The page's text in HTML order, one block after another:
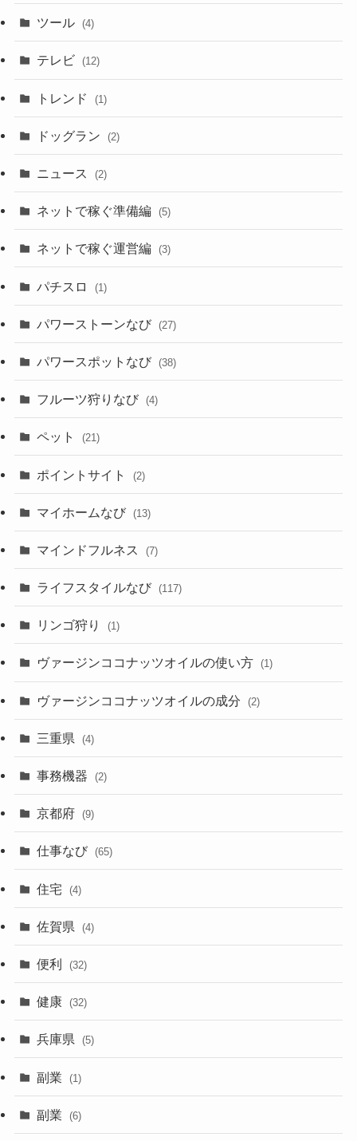
ツール (4)
テレビ (12)
トレンド (1)
ドッグラン (2)
ニュース (2)
ネットで稼ぐ準備編 (5)
ネットで稼ぐ運営編 (3)
パチスロ (1)
パワーストーンなび (27)
パワースポットなび (38)
フルーツ狩りなび (4)
ペット (21)
ポイントサイト (2)
マイホームなび (13)
マインドフルネス (7)
ライフスタイルなび (117)
リンゴ狩り (1)
ヴァージンココナッツオイルの使い方 (1)
ヴァージンココナッツオイルの成分 (2)
三重県 (4)
事務機器 (2)
京都府 (9)
仕事なび (65)
住宅 (4)
佐賀県 (4)
便利 (32)
健康 (32)
兵庫県 (5)
副業 (1)
副業 (6)